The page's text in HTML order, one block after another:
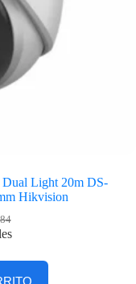
Light 20m DS-
Hikvision